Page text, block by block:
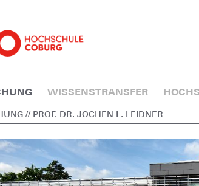
WISSENSTRANSFER
// PROF. DR. JOCHEN L. LEIDNER